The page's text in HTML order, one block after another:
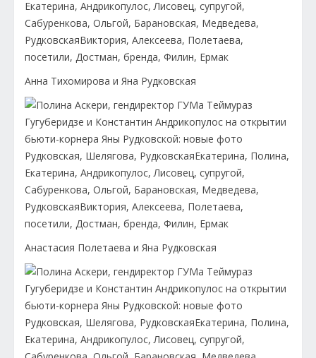
Анна Тихомирова и Яна Рудковская
Анастасия Полетаева и Яна Рудковская